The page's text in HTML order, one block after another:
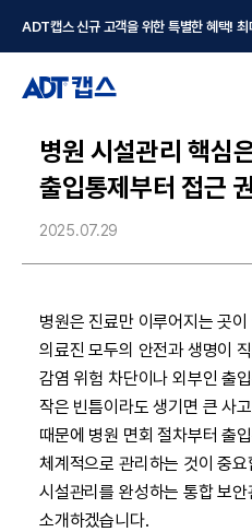
ADT캡스 신규 고객을 위한 특별한 혜택!
병원 시설관리 핵심
출입통제부터 접근
2025.07.29
병원은 진료만 이루어지는 곳
의료진 모두의 안전과 생명이
감염 위험 차단이나 외부인 출
작은 빈틈이라도 생기면 큰 사
때문에 병원 면회 절차부터 출
체계적으로 관리하는 것이 중
시설관리를 완성하는 통합 보
소개하겠습니다.